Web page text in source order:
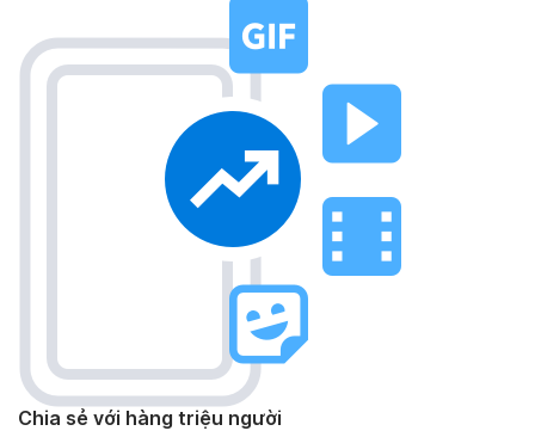
Chia sẻ với hàng triệu người